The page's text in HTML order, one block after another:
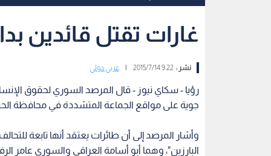
غارات تقتل قائدين
نشر :9:22 2015/7/14 عربي دولي
رؤيا - سكاي نيوز - قال المرصد السوري لحقوق
جوية على مواقع الجماعة المتشددة في محافظة
وأشار المرصد إلى أن طائرات يعتقد أنها تابعة
البارزين"، وهما أبو أسامة العراقي والسوري عامر